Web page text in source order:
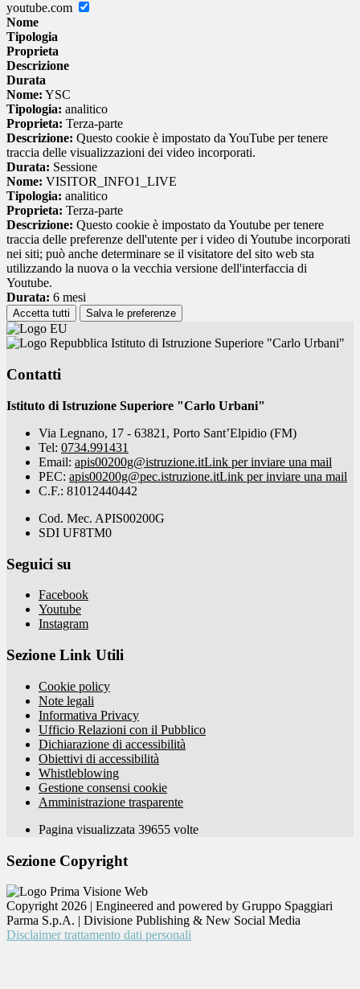
youtube.com
Nome
Tipologia
Proprieta
Descrizione
Durata
Nome: YSC
Tipologia: analitico
Proprieta: Terza-parte
Descrizione: Questo cookie è impostato da YouTube per tenere
traccia delle visualizzazioni dei video incorporati.
Durata: Sessione
Nome: VISITOR_INFO1_LIVE
Tipologia: analitico
Proprieta: Terza-parte
Descrizione: Questo cookie è impostato da Youtube per tenere
traccia delle preferenze dell'utente per i video di Youtube incorporati
nei siti; può anche determinare se il visitatore del sito web sta
utilizzando la nuova o la vecchia versione dell'interfaccia di
Youtube.
Durata: 6 mesi
Accetta tutti Salva le preferenze
Istituto di Istruzione Superiore "Carlo Urbani"
Contatti
Istituto di Istruzione Superiore "Carlo Urbani"
Via Legnano, 17 - 63821, Porto Sant’Elpidio (FM)
Tel: 0734.991431
Email: apis00200g@istruzione.itLink per inviare una mail
PEC: apis00200g@pec.istruzione.itLink per inviare una mail
C.F.: 81012440442
Cod. Mec. APIS00200G
SDI UF8TM0
Seguici su
Facebook
Youtube
Instagram
Sezione Link Utili
Cookie policy
Note legali
Informativa Privacy
Ufficio Relazioni con il Pubblico
Dichiarazione di accessibilità
Obiettivi di accessibilità
Whistleblowing
Gestione consensi cookie
Amministrazione trasparente
Pagina visualizzata 39655 volte
Sezione Copyright
Copyright 2026 | Engineered and powered by Gruppo Spaggiari
Parma S.p.A. | Divisione Publishing & New Social Media
Disclaimer trattamento dati personali